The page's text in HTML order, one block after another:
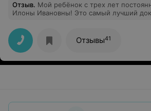
Отзыв. Мой ребёнок с трех лет
Илоны Ивановны! Это самый лучший
внимательный. Даже не знаю, возможно
найти более ответственного доктора.
лечением только к ней! мама Богдана
Отзывы41